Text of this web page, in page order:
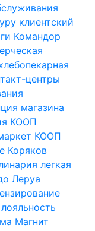
клиентский
Командор
центры
магазина
КООП
КООП
Коряков
легкая
Леруа
лояльность
Магнит